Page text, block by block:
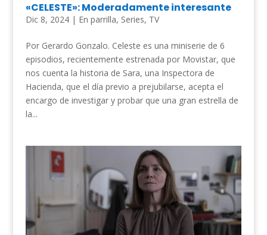
«CELESTE»: Moderadamente interesante
Dic 8, 2024| En parrilla, Series, TV
Por Gerardo Gonzalo. Celeste es una miniserie de 6
episodios, recientemente estrenada por Movistar, que
nos cuenta la historia de Sara, una Inspectora de
Hacienda, que el día previo a prejubilarse, acepta el
encargo de investigar y probar que una gran estrella de
la...